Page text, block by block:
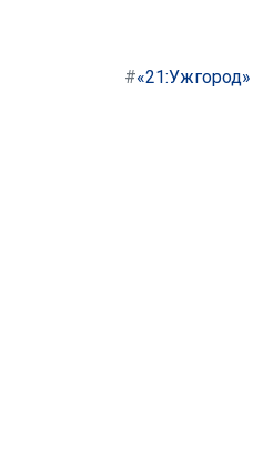
#«21:Ужгород»